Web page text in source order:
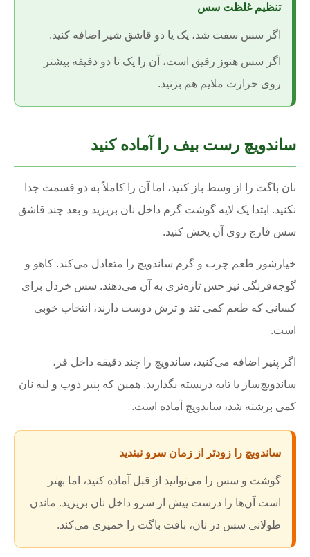
تنظیم غلظت سس
اگر سس سفت شد، یک یا دو قاشق شیر اضافه کنید.
اگر سس هنوز رقیق است، آن را یک تا دو دقیقه بیشتر
روی حرارت ملایم هم بزنید.
ساندویچ رست بیف را آماده کنید
نان باگت را از وسط باز کنید، اما آن را کاملاً به دو قسمت جدا
نکنید. ابتدا یک لایه گوشت گرم داخل نان بریزید و بعد چند قاشق
سس قارچ روی آن پخش کنید.
خیارشور طعم چرب و گرم ساندویچ را متعادل می‌کند. کاهو و
گوجه‌فرنگی نیز حس تازه‌تری به آن می‌دهند. سس خردل برای
کسانی که طعم کمی تند و ترش دوست دارند، انتخاب خوبی
است.
اگر پنیر اضافه می‌کنید، ساندویچ را چند دقیقه داخل فر،
ساندویچ‌ساز یا تابه دربسته بگذارید. همین که پنیر ذوب و لبه نان
کمی برشته شد، ساندویچ آماده است.
ساندویچ را زودتر از زمان سرو نبندید
گوشت و سس را می‌توانید از قبل آماده کنید، اما بهتر
است آن‌ها را درست پیش از سرو داخل نان بریزید. ماندن
طولانی سس در نان، بافت باگت را خمیری می‌کند.